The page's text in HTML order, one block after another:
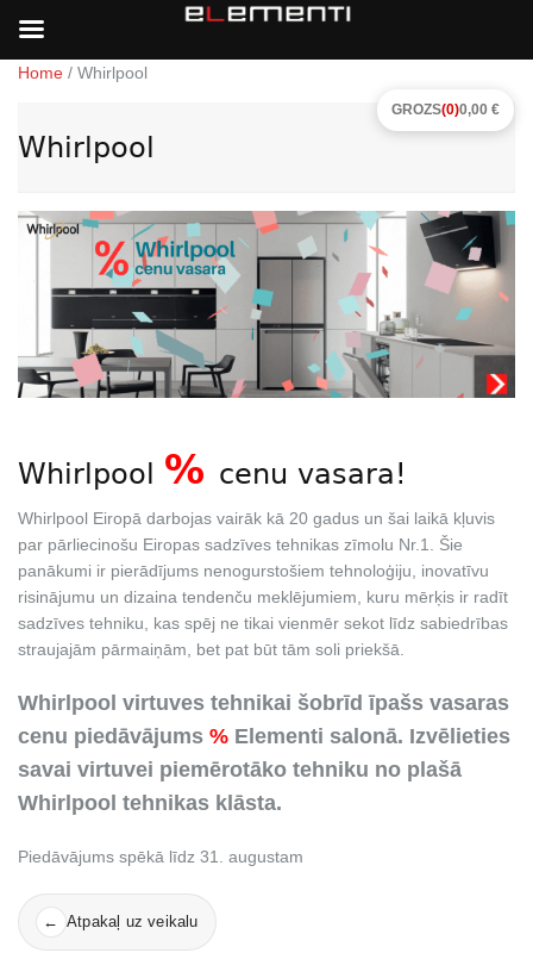
Home / Whirlpool
Whirlpool
Whirlpool % cenu vasara!
Whirlpool Eiropā darbojas vairāk kā 20 gadus un šai laikā kļuvis
par pārliecinošu Eiropas sadzīves tehnikas zīmolu Nr.1. Šie
panākumi ir pierādījums nenogurstošiem tehnoloģiju, inovatīvu
risinājumu un dizaina tendenču meklējumiem, kuru mērķis ir radīt
sadzīves tehniku, kas spēj ne tikai vienmēr sekot līdz sabiedrības
straujajām pārmaiņām, bet pat būt tām soli priekšā.
Whirlpool virtuves tehnikai šobrīd īpašs vasaras
cenu piedāvājums % Elementi salonā. Izvēlieties
savai virtuvei piemērotāko tehniku no plašā
Whirlpool tehnikas klāsta.
Piedāvājums spēkā līdz 31. augustam
← Atpakaļ uz veikalu
GROZS(0)0,00 €